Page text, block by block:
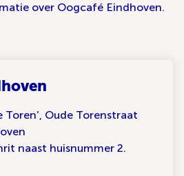
over Oogcafé Eindhoven.
Toren’, Oude Torenstraat
naast huisnummer 2.